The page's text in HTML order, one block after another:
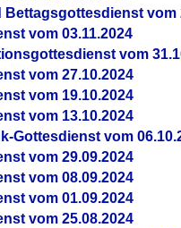
Bettagsgottesdienst vom
vom 03.11.2024
vom
vom 27.10.2024
vom 19.10.2024
vom 13.10.2024
Gottesdienst vom
vom 29.09.2024
vom 08.09.2024
vom 01.09.2024
vom 25.08.2024